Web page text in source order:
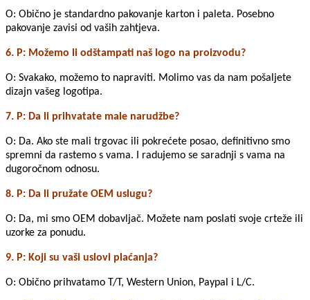
O: Obično je standardno pakovanje karton i paleta. Posebno
pakovanje zavisi od vaših zahtjeva.
6. P: Možemo li odštampati naš logo na proizvodu?
O: Svakako, možemo to napraviti. Molimo vas da nam pošaljete
dizajn vašeg logotipa.
7. P: Da li prihvatate male narudžbe?
O: Da. Ako ste mali trgovac ili pokrećete posao, definitivno smo
spremni da rastemo s vama. I radujemo se saradnji s vama na
dugoročnom odnosu.
8. P: Da li pružate OEM uslugu?
O: Da, mi smo OEM dobavljač. Možete nam poslati svoje crteže ili
uzorke za ponudu.
9. P: Koji su vaši uslovi plaćanja?
O: Obično prihvatamo T/T, Western Union, Paypal i L/C.